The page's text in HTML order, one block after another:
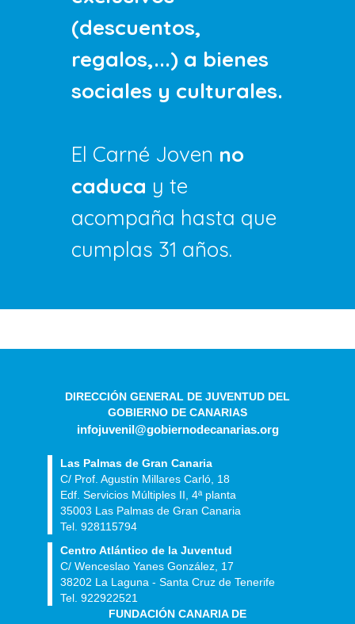
(descuentos,
regalos,...) a bienes
sociales y culturales.
El Carné Joven no
caduca y te
acompaña hasta que
cumplas 31 años.
DIRECCIÓN GENERAL DE JUVENTUD DEL
GOBIERNO DE CANARIAS
infojuvenil@gobiernodecanarias.org
Las Palmas de Gran Canaria
C/ Prof. Agustín Millares Carló, 18
Edf. Servicios Múltiples II, 4ª planta
35003 Las Palmas de Gran Canaria
Tel. 928115794
Centro Atlántico de la Juventud
C/ Wenceslao Yanes González, 17
38202 La Laguna - Santa Cruz de Tenerife
Tel. 922922521
FUNDACIÓN CANARIA DE